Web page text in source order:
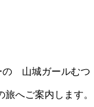
の 山城ガールむつ
へご案内します。